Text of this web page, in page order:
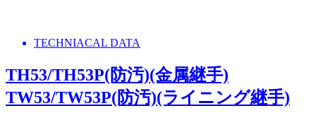
TECHNIACAL DATA
TH53/TH53P(防汚)(金属継手)
TW53/TW53P(防汚)(ライニング継手)